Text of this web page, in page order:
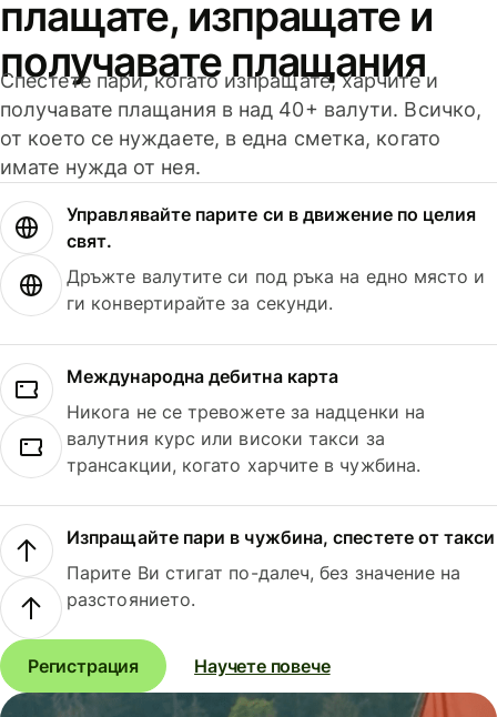
плащате, изпращате и
получавате плащания
Спестете пари, когато изпращате, харчите и
получавате плащания в над 40+ валути. Всичко,
от което се нуждаете, в една сметка, когато
имате нужда от нея.
Управлявайте парите си в движение по целия
свят.
Дръжте валутите си под ръка на едно място и
ги конвертирайте за секунди.
Международна дебитна карта
Никога не се тревожете за надценки на
валутния курс или високи такси за
трансакции, когато харчите в чужбина.
Изпращайте пари в чужбина, спестете от такси
Парите Ви стигат по-далеч, без значение на
разстоянието.
Регистрация Научете повече